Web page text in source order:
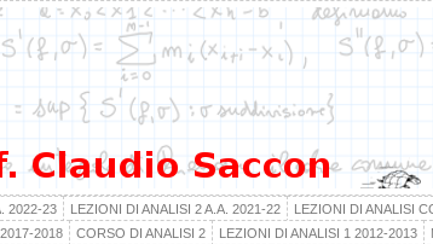
2022-23 LEZIONI DI ANALISI 2 A.A. 2021-22 LEZIONI DI ANALISI
2018 CORSO DI ANALISI 2 LEZIONI DI ANALISI 1 2012-2013